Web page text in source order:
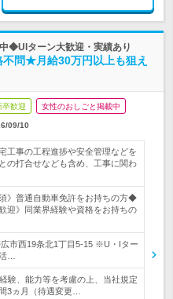
◆UIターン大歓迎・実績あり
不問★月給30万円以上も狙え
卒歓迎 女性のおしごと掲載中
09/10
工事の工程進捗や安全管理などを
の打合せなども含め、工事に関わ
》普通自動車免許をお持ちの方◆
迎》同業界経験や資格をお持ちの
広市西19条北1丁目5-15 ※U・Iター
…
験、能力等を考慮の上、当社規定
3ヵ月（待遇変更…